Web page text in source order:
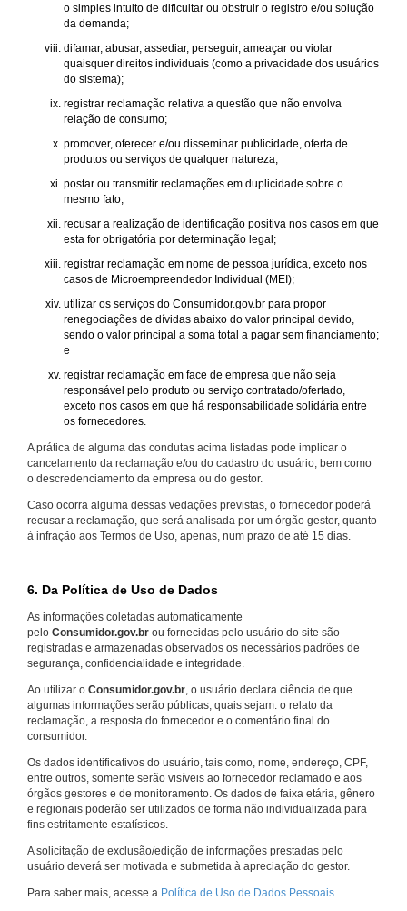
o simples intuito de dificultar ou obstruir o registro e/ou solução
da demanda;
difamar, abusar, assediar, perseguir, ameaçar ou violar
quaisquer direitos individuais (como a privacidade dos usuários
do sistema);
registrar reclamação relativa a questão que não envolva
relação de consumo;
promover, oferecer e/ou disseminar publicidade, oferta de
produtos ou serviços de qualquer natureza;
postar ou transmitir reclamações em duplicidade sobre o
mesmo fato;
recusar a realização de identificação positiva nos casos em que
esta for obrigatória por determinação legal;
registrar reclamação em nome de pessoa jurídica, exceto nos
casos de Microempreendedor Individual (MEI);
utilizar os serviços do Consumidor.gov.br para propor
renegociações de dívidas abaixo do valor principal devido,
sendo o valor principal a soma total a pagar sem financiamento;
e
registrar reclamação em face de empresa que não seja
responsável pelo produto ou serviço contratado/ofertado,
exceto nos casos em que há responsabilidade solidária entre
os fornecedores.
A prática de alguma das condutas acima listadas pode implicar o
cancelamento da reclamação e/ou do cadastro do usuário, bem como
o descredenciamento da empresa ou do gestor.
Caso ocorra alguma dessas vedações previstas, o fornecedor poderá
recusar a reclamação, que será analisada por um órgão gestor, quanto
à infração aos Termos de Uso, apenas, num prazo de até 15 dias.
6. Da Política de Uso de Dados
As informações coletadas automaticamente
pelo Consumidor.gov.br ou fornecidas pelo usuário do site são
registradas e armazenadas observados os necessários padrões de
segurança, confidencialidade e integridade.
Ao utilizar o Consumidor.gov.br , o usuário declara ciência de que
algumas informações serão públicas, quais sejam: o relato da
reclamação, a resposta do fornecedor e o comentário final do
consumidor.
Os dados identificativos do usuário, tais como, nome, endereço, CPF,
entre outros, somente serão visíveis ao fornecedor reclamado e aos
órgãos gestores e de monitoramento. Os dados de faixa etária, gênero
e regionais poderão ser utilizados de forma não individualizada para
fins estritamente estatísticos.
A solicitação de exclusão/edição de informações prestadas pelo
usuário deverá ser motivada e submetida à apreciação do gestor.
Para saber mais, acesse a Política de Uso de Dados Pessoais.